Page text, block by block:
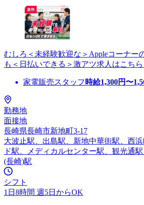
むしろ＜未経験歓迎な＞Appleコーナー
も＜日払いできる＞激アツ求人はこちら
家電販売スタッフ 時給1,300円〜
勤務地
面接地
長崎県長崎市新地町3-17
大波止駅、出島駅、新地中華街駅、西
ド駅、メディカルセンター駅、観光通
(長崎)駅
シフト
1日8時間 週5日からOK